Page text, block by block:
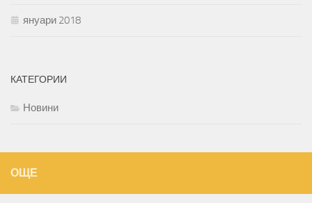
януари 2018
КАТЕГОРИИ
Новини
ОЩЕ